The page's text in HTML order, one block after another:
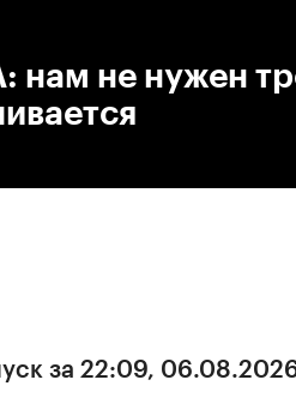
не нужен
за 22:09,